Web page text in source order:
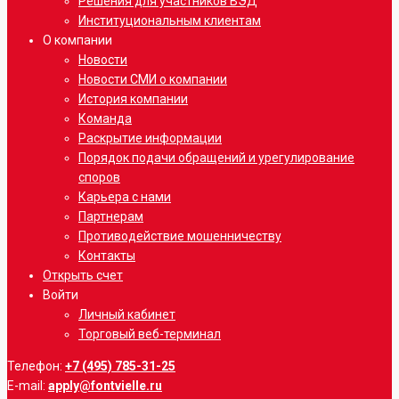
Институциональным клиентам
О компании
Новости
Новости СМИ о компании
История компании
Команда
Раскрытие информации
Порядок подачи обращений и урегулирование
споров
Карьера с нами
Партнерам
Противодействие мошенничеству
Контакты
Открыть счет
Войти
Личный кабинет
Торговый веб-терминал
Телефон: +7 (495) 785-31-25
E-mail: apply@fontvielle.ru